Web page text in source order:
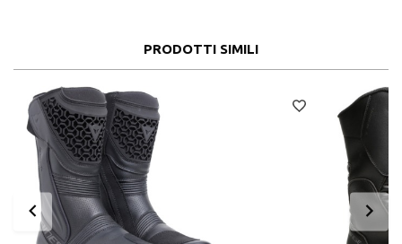
PRODOTTI SIMILI